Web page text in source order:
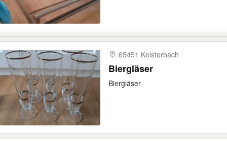
65451 Kelsterbach
Biergläser
Biergläser